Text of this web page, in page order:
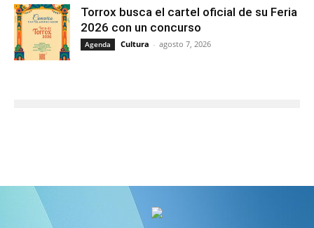
Torrox busca el cartel oficial de su Feria
2026 con un concurso
Agenda Cultura - agosto 7, 2026